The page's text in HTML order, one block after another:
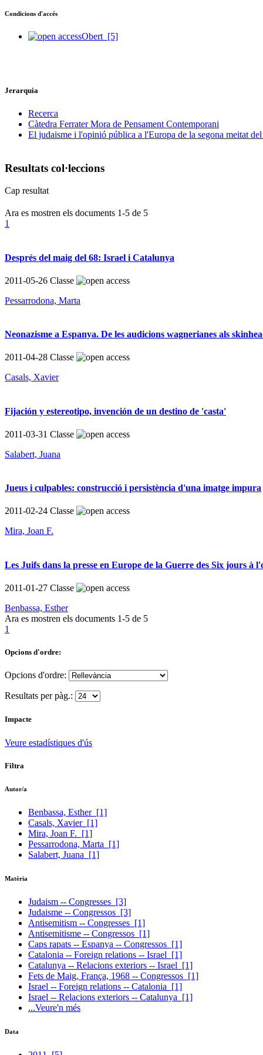
Condicions d'accés
Obert [5]
Jerarquia
Recerca
Càtedra Ferrater Mora de Pensament Contemporani
El judaisme i l'opinió pública a l'Europa de la segona meitat
Resultats col·leccions
Cap resultat
Ara es mostren els documents 1-5 de 5
1
Després del maig del 68: Israel i Catalunya
2011-05-26 Classe
Pessarrodona, Marta
Neonazisme a Espanya. De les audicions wagnerianes als
2011-04-28 Classe
Casals, Xavier
Fijación y estereotipo, invención de un destino de 'casta'
2011-03-31 Classe
Salabert, Juana
Jueus i culpables: construcció i persistència d'una imatge impura
2011-02-24 Classe
Mira, Joan F.
Les Juifs dans la presse en Europe de la Guerre des Six jours à
2011-01-27 Classe
Benbassa, Esther
Ara es mostren els documents 1-5 de 5
1
Opcions d'ordre:
Opcions d'ordre:
Resultats per pàg.:
Impacte
Veure estadístiques d'ús
Filtra
Autor/a
Benbassa, Esther [1]
Casals, Xavier [1]
Mira, Joan F. [1]
Pessarrodona, Marta [1]
Salabert, Juana [1]
Matèria
Judaism -- Congresses [3]
Judaisme -- Congressos [3]
Antisemitism -- Congresses [1]
Antisemitisme -- Congressos [1]
Caps rapats -- Espanya -- Congressos [1]
Catalonia -- Foreign relations -- Israel [1]
Catalunya -- Relacions exteriors -- Israel [1]
Fets de Maig, França, 1968 -- Congressos [1]
Israel -- Foreign relations -- Catalonia [1]
Israel -- Relacions exteriors -- Catalunya [1]
...Veure'n més
Data